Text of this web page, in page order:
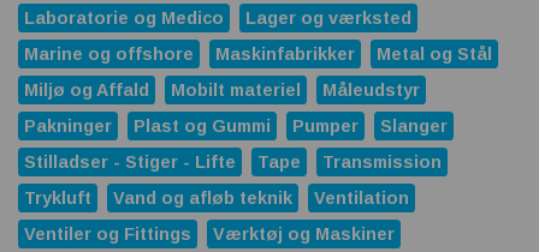
Laboratorie og Medico
Lager og værksted
Marine og offshore
Maskinfabrikker
Metal og Stål
Miljø og Affald
Mobilt materiel
Måleudstyr
Pakninger
Plast og Gummi Pumper
Slanger
Stilladser - Stiger - Lifte
Tape
Transmission
Trykluft
Vand og afløb teknik
Ventilation
Ventiler og Fittings
Værktøj og Maskiner